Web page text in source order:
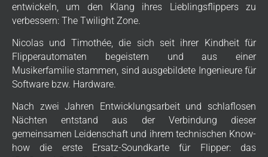
entwickeln, um den Klang ihres Lieblingsflippers zu
verbessern: The Twilight Zone.
Nicolas und Timothée, die sich seit ihrer Kindheit für
Flipperautomaten begeistern und aus einer
Musikerfamilie stammen, sind ausgebildete Ingenieure für
Software bzw. Hardware.
Nach zwei Jahren Entwicklungsarbeit und schlaflosen
Nächten entstand aus der Verbindung dieser
gemeinsamen Leidenschaft und ihrem technischen Know-
how die erste Ersatz-Soundkarte für Flipper: das